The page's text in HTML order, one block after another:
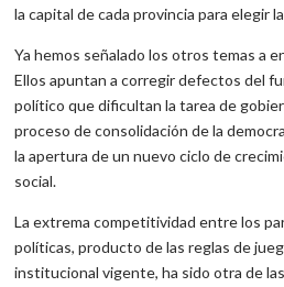
la capital de cada provincia para elegir
Ya hemos señalado los otros temas a
Ellos apuntan a corregir defectos del
político que dificultan la tarea de
proceso de consolidación de la
la apertura de un nuevo ciclo de
social.
La extrema competitividad entre los
políticas, producto de las reglas de
institucional vigente, ha sido otra de